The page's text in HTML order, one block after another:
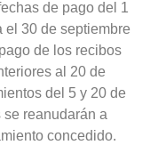
de pago del 1
el 30 de septiembre
de los recibos
al 20 de
del 5 y 20 de
reanudarán a
concedido.